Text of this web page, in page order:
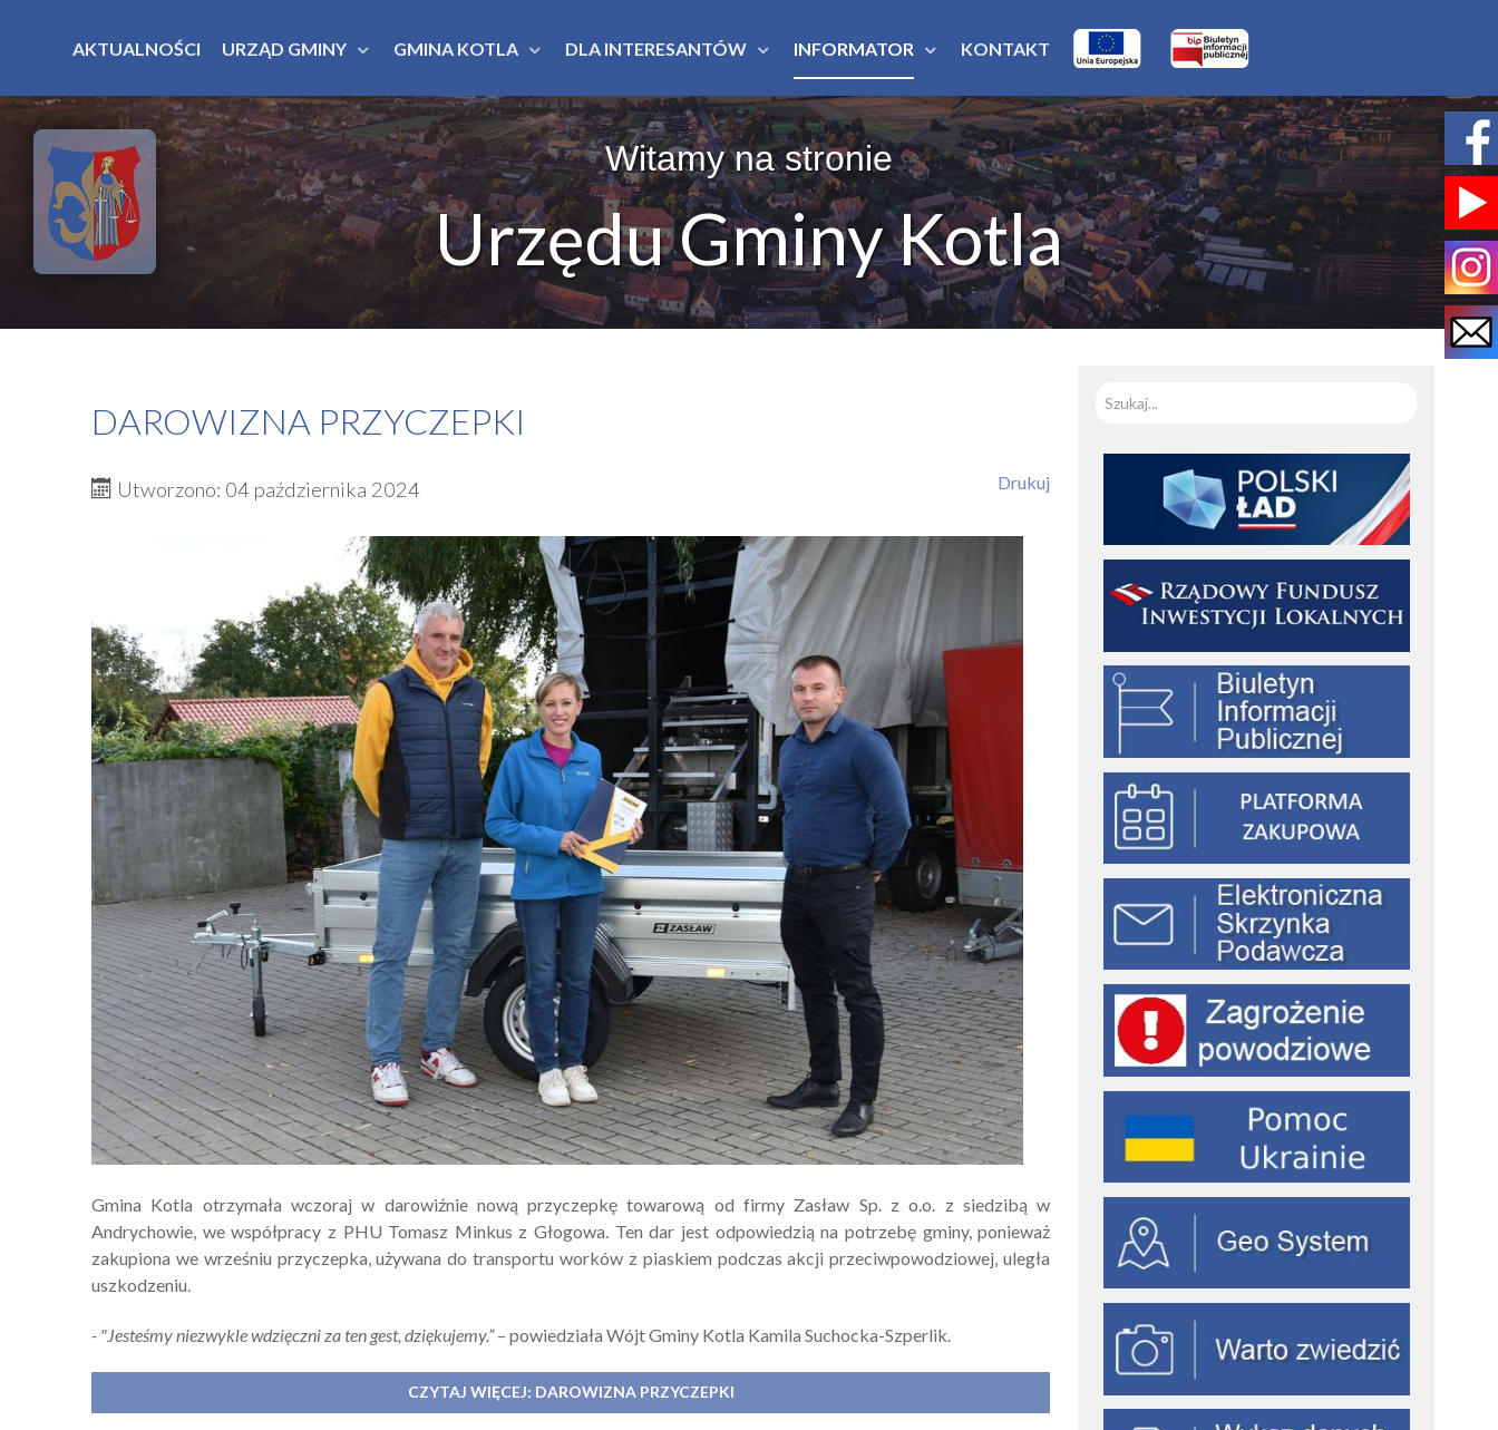
AKTUALNOŚCI URZĄD GMINY GMINA KOTLA DLA INTERESANTÓW INFORMATOR KONTAKT
Witamy na stronie
Urzędu Gminy Kotla
DAROWIZNA PRZYCZEPKI
Drukuj
Utworzono: 04 października 2024
Gmina Kotla otrzymała wczoraj w darowiźnie nową przyczepkę towarową od firmy Zasław Sp. z o.o. z siedzibą w
Andrychowie, we współpracy z PHU Tomasz Minkus z Głogowa. Ten dar jest odpowiedzią na potrzebę gminy, ponieważ
zakupiona we wrześniu przyczepka, używana do transportu worków z piaskiem podczas akcji przeciwpowodziowej, uległa
uszkodzeniu.
- "Jesteśmy niezwykle wdzięczni za ten gest, dziękujemy.”– powiedziała Wójt Gminy Kotla Kamila Suchocka-Szperlik.
CZYTAJ WIĘCEJ: DAROWIZNA PRZYCZEPKI